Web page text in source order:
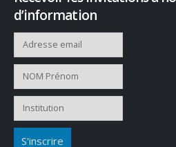
d’information